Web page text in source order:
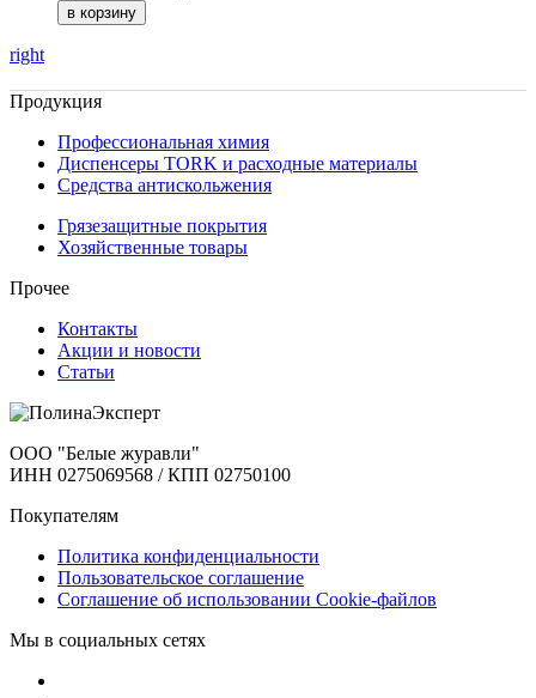
right
Продукция
Профессиональная химия
Диспенсеры TORK и расходные материалы
Cредства антискольжения
Грязезащитные покрытия
Хозяйственные товары
Прочее
Контакты
Акции и новости
Статьи
ООО "Белые журавли"
ИНН 0275069568 / КПП 02750100
Покупателям
Политика конфиденциальности
Пользовательское соглашение
Соглашение об использовании Cookie-файлов
Мы в социальных сетях